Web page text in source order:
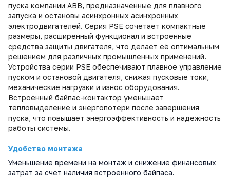
пуска компании ABB, предназначенные для плавного
запуска и остановы асинхронных асинхронных
электродвигателей. Серия PSE сочетает компактные
размеры, расширенный функционал и встроенные
средства защиты двигателя, что делает её оптимальным
решением для различных промышленных применений.
Устройства серии PSE обеспечивают плавное управление
пуском и остановой двигателя, снижая пусковые токи,
механические нагрузки и износ оборудования.
Встроенный байпас-контактор уменьшает
тепловыделение и энергопотери после завершения
пуска, что повышает энергоэффективность и надежность
работы системы.
Удобство монтажа
Уменьшение времени на монтаж и снижение финансовых
затрат за счет наличия встроенного байпаса.